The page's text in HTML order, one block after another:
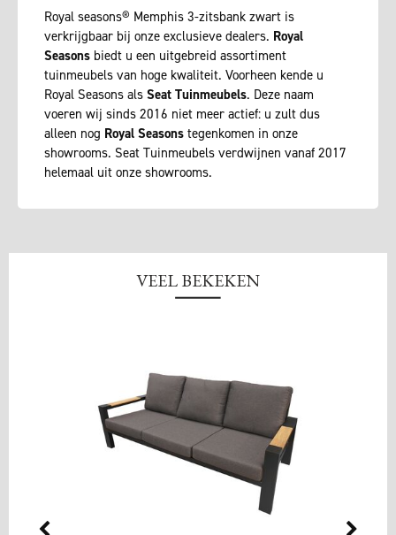
Royal seasons® Memphis 3-zitsbank zwart is
verkrijgbaar bij onze exclusieve dealers. Royal
Seasons biedt u een uitgebreid assortiment
tuinmeubels van hoge kwaliteit. Voorheen kende u
Royal Seasons als Seat Tuinmeubels. Deze naam
voeren wij sinds 2016 niet meer actief: u zult dus
alleen nog Royal Seasons tegenkomen in onze
showrooms. Seat Tuinmeubels verdwijnen vanaf 2017
helemaal uit onze showrooms.
VEEL BEKEKEN